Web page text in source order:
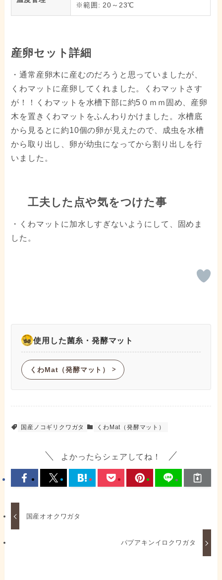
※範囲: 20～23℃
産卵セット詳細
・通常産卵木に産むのだろうと思っていましたが、
くわマットに産卵してくれました。くわマットさす
が！！くわマットを水槽下部に約5０ｍｍ固め、産卵
木を置きくわマットをふんわりかけました。水槽底
から見るとに約10個の卵が見えたので、成虫を水槽
から取り出し、卵が幼虫になってから割り出しを行
いました。
工夫した点や気をつけた事
・くわマットに加水しすぎないようにして、固めま
した。
使用した菌糸・発酵マット
くわMat（発酵マット） ᐳ
国産ノコギリクワガタ くわMat（発酵マット）
よかったらシェアしてね！
国産オオクワガタ
パプアキンイロクワガタ